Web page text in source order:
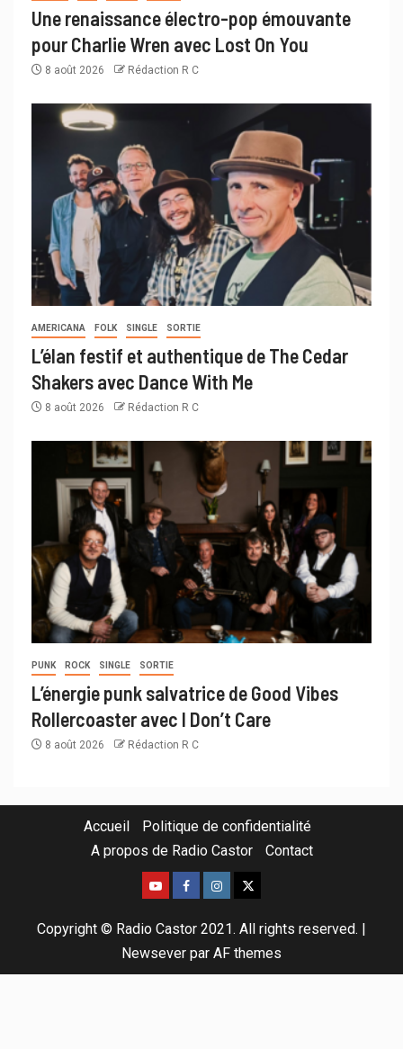
Une renaissance électro-pop émouvante
pour Charlie Wren avec Lost On You
8 août 2026 Rédaction R C
AMERICANA FOLK SINGLE SORTIE
L’élan festif et authentique de The Cedar
Shakers avec Dance With Me
8 août 2026 Rédaction R C
PUNK ROCK SINGLE SORTIE
L’énergie punk salvatrice de Good Vibes
Rollercoaster avec I Don’t Care
8 août 2026 Rédaction R C
Accueil
Politique de confidentialité
A propos de Radio Castor
Contact
Copyright © Radio Castor 2021. All rights reserved. |
Newsever par AF themes